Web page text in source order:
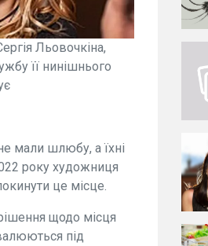
Льовочкіна,
її нинішнього
мали шлюбу, а їхні
року художниця
це місце.
щодо місця
під